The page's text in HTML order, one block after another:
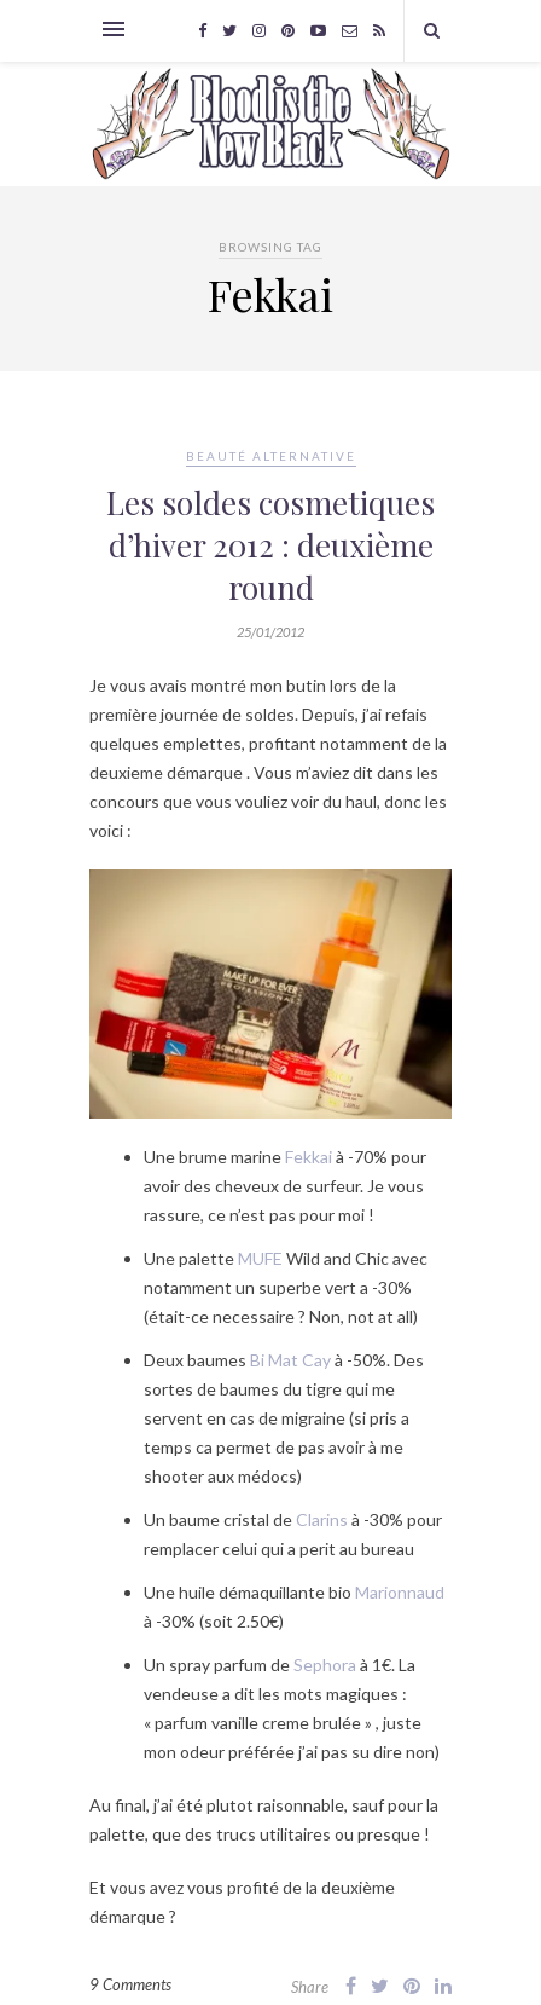
BROWSING TAG
Fekkai
BEAUTÉ ALTERNATIVE
Les soldes cosmetiques
d’hiver 2012 : deuxième
round
25/01/2012
Je vous avais montré mon butin lors de la
première journée de soldes. Depuis, j’ai refais
quelques emplettes, profitant notamment de la
deuxieme démarque . Vous m’aviez dit dans les
concours que vous vouliez voir du haul, donc les
voici :
Une brume marine Fekkaià -70% pour
avoir des cheveux de surfeur. Je vous
rassure, ce n’est pas pour moi !
Une palette MUFE Wild and Chic avec
notamment un superbe vert a -30%
(était-ce necessaire ? Non, not at all)
Deux baumes Bi Mat Cayà -50%. Des
sortes de baumes du tigre qui me
servent en cas de migraine (si pris a
temps ca permet de pas avoir à me
shooter aux médocs)
Un baume cristal de Clarins à -30% pour
remplacer celui qui a perit au bureau
Une huile démaquillante bio Marionnaud
à -30% (soit 2.50€)
Un spray parfum deSephora à 1€. La
vendeuse a dit les mots magiques :
« parfum vanille creme brulée » , juste
mon odeur préférée j’ai pas su dire non)
Au final, j’ai été plutot raisonnable, sauf pour la
palette, que des trucs utilitaires ou presque !
Et vous avez vous profité de la deuxième
démarque ?
9 Comments Share